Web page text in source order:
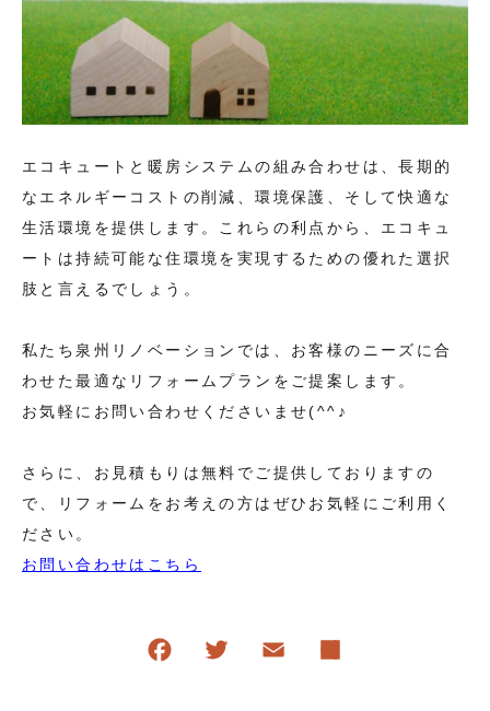
エコキュートと暖房システムの組み合わせは、長期的
なエネルギーコストの削減、環境保護、そして快適な
生活環境を提供します。これらの利点から、エコキュ
ートは持続可能な住環境を実現するための優れた選択
肢と言えるでしょう。
私たち泉州リノベーションでは、お客様のニーズに合
わせた最適なリフォームプランをご提案します。
お気軽にお問い合わせくださいませ(^^♪
さらに、お見積もりは無料でご提供しておりますの
で、リフォームをお考えの方はぜひお気軽にご利用く
ださい。
お問い合わせはこちら